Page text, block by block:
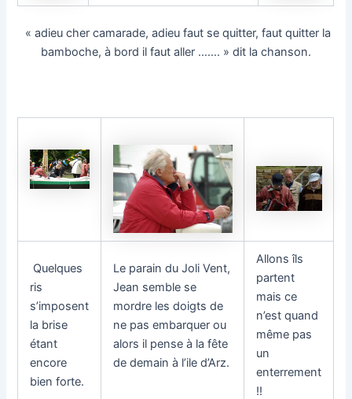
« adieu cher camarade, adieu faut se quitter, faut quitter la
bamboche, à bord il faut aller ……. » dit la chanson.
Quelques
ris
s’imposent
la brise
étant
encore
bien forte.
Le parain du Joli Vent,
Jean semble se
mordre les doigts de
ne pas embarquer ou
alors il pense à la fête
de demain à l’ile d’Arz.
Allons îls
partent
mais ce
n’est quand
même pas
un
enterrement
!!